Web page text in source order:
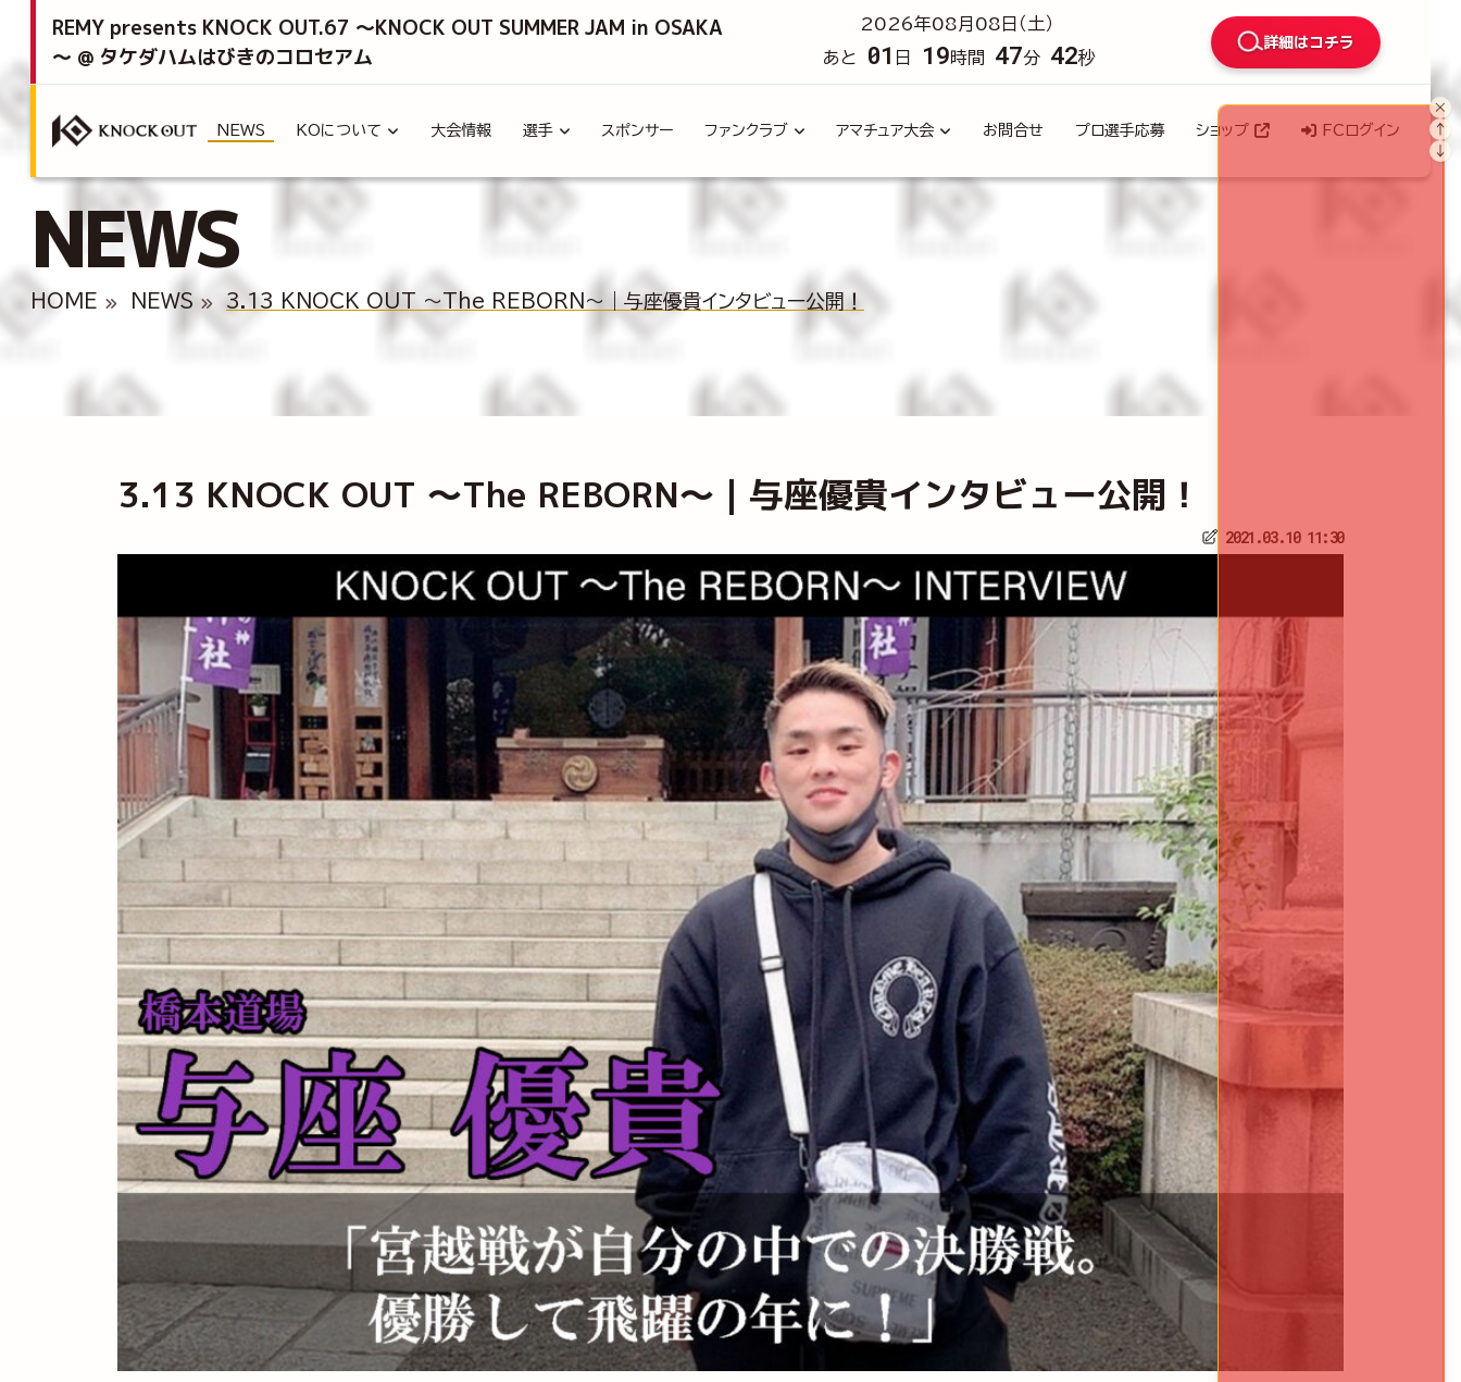
REMY presents KNOCK OUT.67 ～KNOCK OUT SUMMER JAM in OSAKA
～ @ タケダハムはびきのコロセアム
2026年08月08日（土）
あと
01 日 19時間 47分 40秒
詳細はコチラ
NEWS KOについて 大会情報 選手 スポンサー ファンクラブ アマチュア大会 お問合せ プロ選手応募 ショップ FCログイン
NEWS
HOME NEWS 3.13 KNOCK OUT ～The REBORN～｜与座優貴インタビュー公開！
3.13 KNOCK OUT ～The REBORN～｜与座優貴インタビュー公開！
2021.03.10 11:30
×
↑
↓